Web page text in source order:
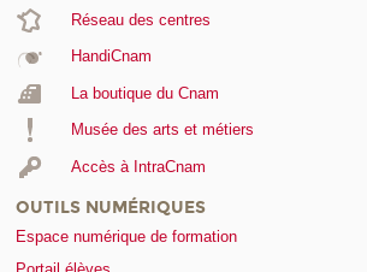
Réseau des centres
HandiCnam
La boutique du Cnam
Musée des arts et métiers
Accès à IntraCnam
OUTILS NUMÉRIQUES
Espace numérique de formation